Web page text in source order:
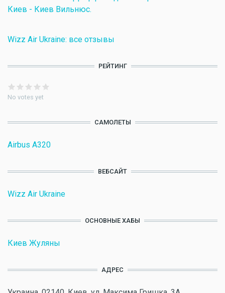
Киев - Киев Вильнюс.
Wizz Air Ukraine: все отзывы
РЕЙТИНГ
No votes yet
САМОЛЕТЫ
Airbus A320
ВЕБСАЙТ
Wizz Air Ukraine
ОСНОВНЫЕ ХАБЫ
Киев Жуляны
АДРЕС